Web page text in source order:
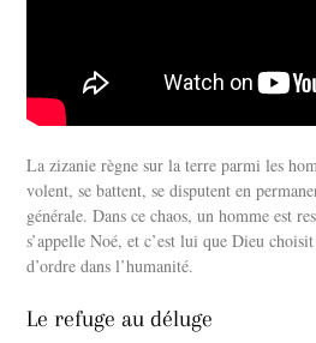
La zizanie règne sur la terre parmi les
volent, se battent, se disputent en
générale. Dans ce chaos, un homme est
s’appelle Noé, et c’est lui que Dieu
d’ordre dans l’humanité.
Le refuge au déluge